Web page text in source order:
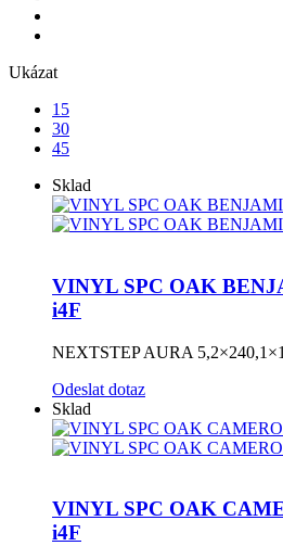
Ukázat
15
30
45
Sklad
VINYL SPC OAK
i4F
NEXTSTEP AURA
Odeslat dotaz
Sklad
VINYL SPC OAK
i4F